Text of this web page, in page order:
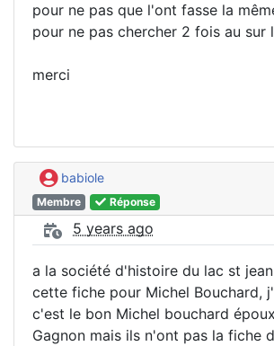
pour ne pas que l'ont fasse la
pour ne pas chercher 2 fois au sur
merci
babiole
Membre Réponse
5 years ago
a la société d'histoire du lac st
cette fiche pour Michel Bouchard,
c'est le bon Michel bouchard
Gagnon mais ils n'ont pas la fiche